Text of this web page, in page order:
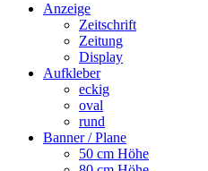
Anzeige
Zeitschrift
Zeitung
Display
Aufkleber
eckig
oval
rund
Banner / Plane
50 cm Höhe